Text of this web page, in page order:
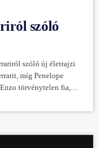
szóló
szóló új életrajzi
míg Penelope
törvénytelen fia,
Enzo felemelkedését
majd Enzo